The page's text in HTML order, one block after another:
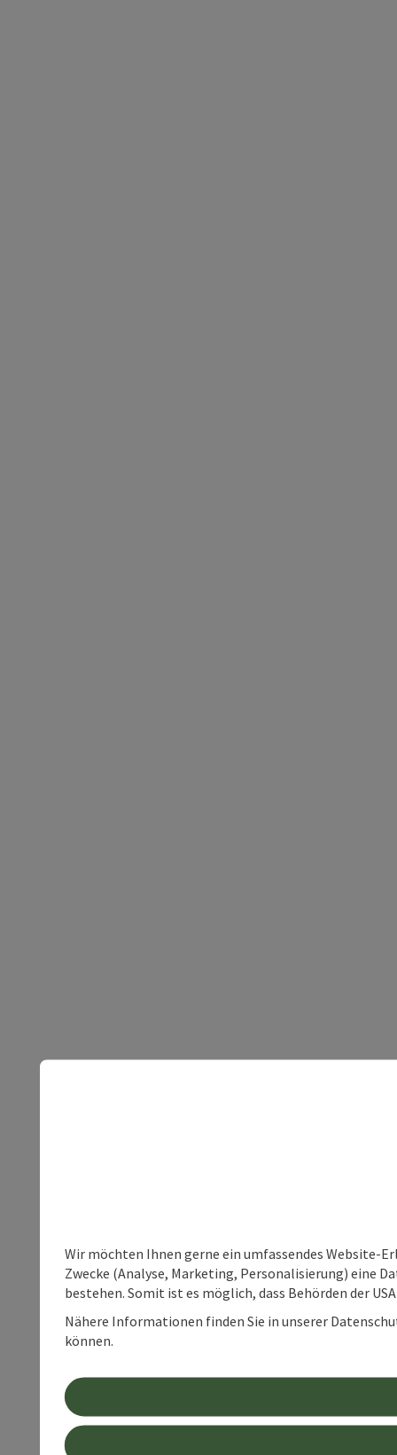
Wir möchten Ihnen gerne ein umfassendes Website-
Zwecke (Analyse, Marketing, Personalisierung) eine
bestehen. Somit ist es möglich, dass Behörden der
Nähere Informationen finden Sie in unserer
können.